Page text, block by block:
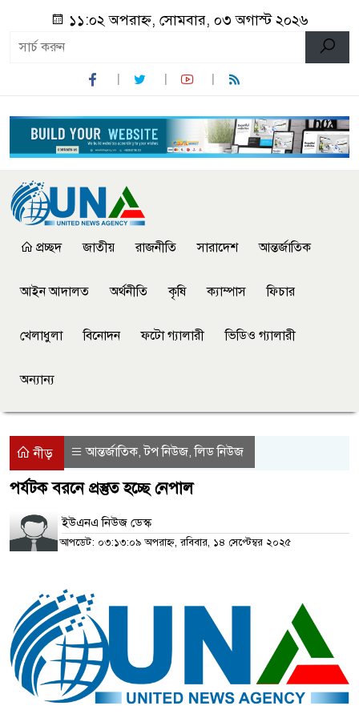
১১:০২ অপরাহ্ন, সোমবার, ০৩ অগাস্ট ২০২৬
প্রচ্ছদ জাতীয় রাজনীতি সারাদেশ আন্তর্জাতিক
আইন আদালত অর্থনীতি কৃষি ক্যাম্পাস ফিচার
খেলাধুলা বিনোদন ফটো গ্যালারী ভিডিও গ্যালারী
অন্যান্য
নীড় আন্তর্জাতিক,টপ নিউজ,লিড নিউজ
পর্যটক বরনে প্রস্তুত হচ্ছে নেপাল
ইউএনএ নিউজ ডেস্ক
আপডেট: ০৩:১৩:০৯ অপরাহ্ন, রবিবার, ১৪ সেপ্টেম্বর ২০২৫